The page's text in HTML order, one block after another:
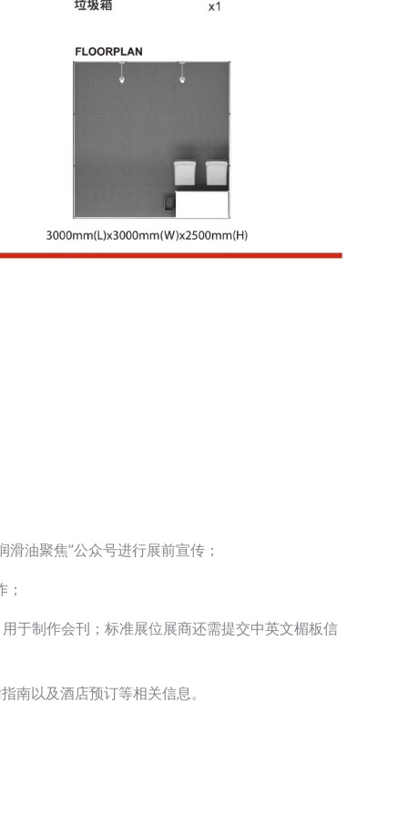
油聚焦”公众号进行展前宣传；
于制作会刊；标准展位展商还需提交中英文楣板信
南以及酒店预订等相关信息。